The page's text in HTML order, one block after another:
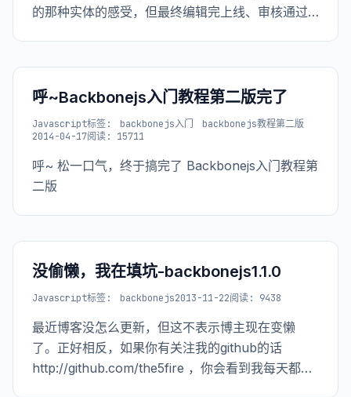
的那种实体的感受，但最终编辑完上线、审核通过
呼~Backbonejs入门教程第二版完了
Javascript标签: backbonejs入门
backbonejs教程第二版
2014-04-17阅读: 15711
呼~ 松一口气，终于搞完了 Backbonejs入门教程第
二版
没偷懒，我在填坑-backbonejs1.1.0
Javascript标签: backbonejs2013-11-22阅读: 9438
最近博客没怎么更新，但这不表示博主现在变懒
了。正好相反，如果你有关注我的github的话
http://github.com/the5fire ，你会看到我每天都在